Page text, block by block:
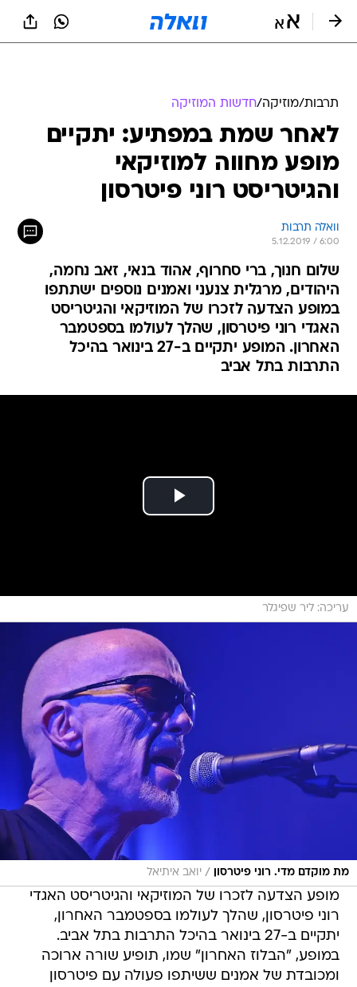
תרבות/מוזיקה/חדשות המוזיקה
לאחר שמת במפתיע: יתקיים
מופע מחווה למוזיקאי
והגיטריסט רוני פיטרסון
וואלה תרבות
5.12.2019 / 6:00
שלום חנוך, ברי סחרוף, אהוד בנאי, זאב נחמה,
היהודים, מרגלית צנעני ואמנים נוספים ישתתפו
במופע הצדעה לזכרו של המוזיקאי והגיטריסט
האגדי רוני פיטרסון, שהלך לעולמו בספטמבר
האחרון. המופע יתקיים ב-27 בינואר בהיכל
התרבות בתל אביב
עריכה: ליר שפיגלר
מת מוקדם מדי. רוני פיטרסון / יואב איתיאל
מופע הצדעה לזכרו של המוזיקאי והגיטריסט האגדי
רוני פיטרסון, שהלך לעולמו בספטמבר האחרון,
יתקיים ב-27 בינואר בהיכל התרבות בתל אביב.
במופע, "הבלוז האחרון" שמו, תופיע שורה ארוכה
ומכובדת של אמנים ששיתפו פעולה עם פיטרסון